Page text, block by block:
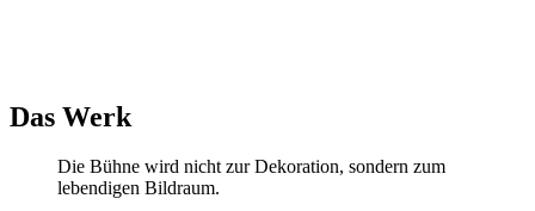
Das Werk
Die Bühne wird nicht zur Dekoration, sondern zum
lebendigen Bildraum.